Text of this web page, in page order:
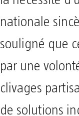
nationale
souligné que
par une
clivages
de solutions